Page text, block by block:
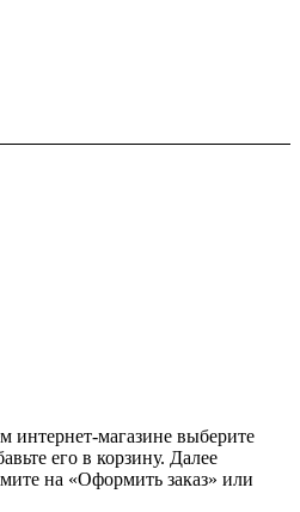
интернет-магазине выберите
его в корзину. Далее
на «Оформить заказ» или